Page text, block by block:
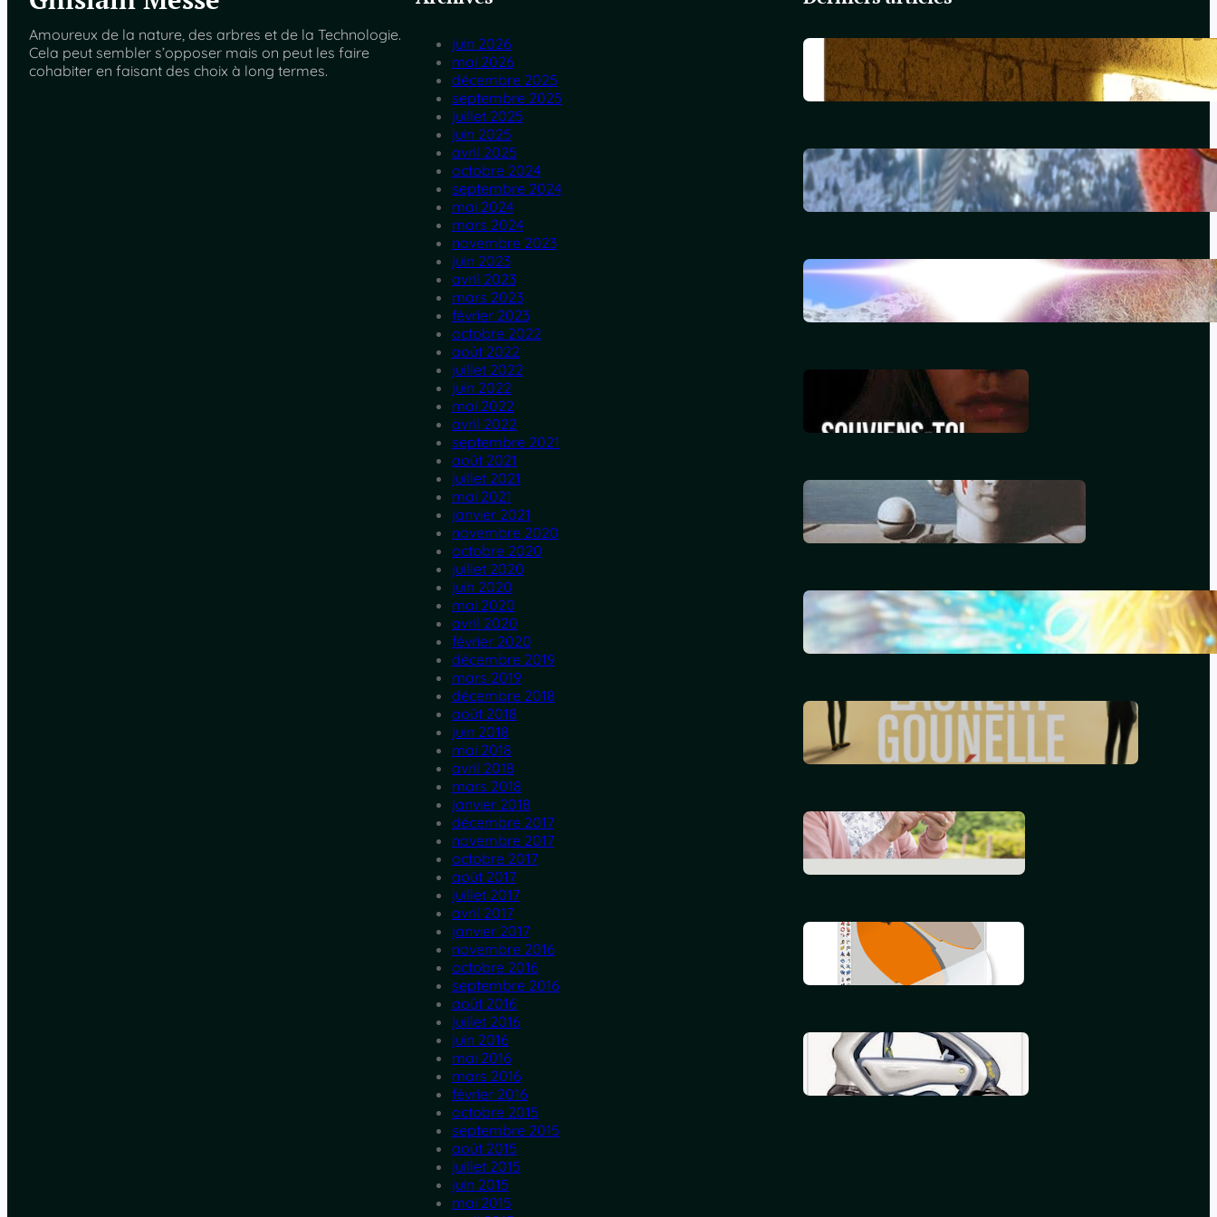
Amoureux de la nature, des arbres et de la Technologie.
Cela peut sembler s’opposer mais on peut les faire
cohabiter en faisant des choix à long termes.
juin 2026
mai 2026
décembre 2025
septembre 2025
juillet 2025
juin 2025
avril 2025
octobre 2024
septembre 2024
mai 2024
mars 2024
novembre 2023
juin 2023
avril 2023
mars 2023
février 2023
octobre 2022
août 2022
juillet 2022
juin 2022
mai 2022
avril 2022
septembre 2021
août 2021
juillet 2021
mai 2021
janvier 2021
novembre 2020
octobre 2020
juillet 2020
juin 2020
mai 2020
avril 2020
février 2020
décembre 2019
mars 2019
décembre 2018
août 2018
juin 2018
mai 2018
avril 2018
mars 2018
janvier 2018
décembre 2017
novembre 2017
octobre 2017
août 2017
juillet 2017
avril 2017
janvier 2017
novembre 2016
octobre 2016
septembre 2016
août 2016
juillet 2016
juin 2016
mai 2016
mars 2016
février 2016
octobre 2015
septembre 2015
août 2015
juillet 2015
juin 2015
mai 2015
Du Yahvisme au Sionisme
juin 17, 2026
Comirnaty
mai 14, 2026
L’hydroxychloroquine
décembre 29, 2025
Souviens-toi, Sydney
décembre 29, 2025
Le génocide vendéen
juillet 7, 2025
Le livre d’Hénoch
septembre 22, 2024
Le réveil – Laurent Gounelle
mars 17, 2024
L’informatique en 2015
septembre 25, 2015
Mon deuxième iBook
juillet 16, 2015
Mon premier iBook
mai 16, 2015